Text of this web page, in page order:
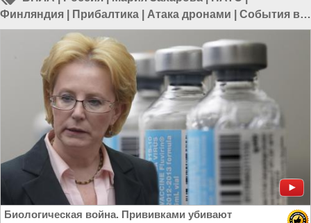
Финляндия
Прибалтика Атака дронами
События в
России
Биологическая война. Прививками убивают